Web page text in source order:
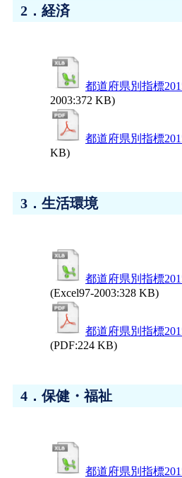
2．経済
都道府県別指標
2003:372 KB)
都道府県別指標
KB)
3．生活環境
都道府県別指標
(Excel97-2003:328 KB)
都道府県別指標
(PDF:224 KB)
4．保健・福祉
都道府県別指標